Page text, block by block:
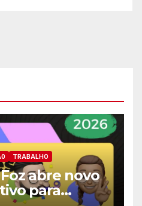
TRABALHO
abre novo
para